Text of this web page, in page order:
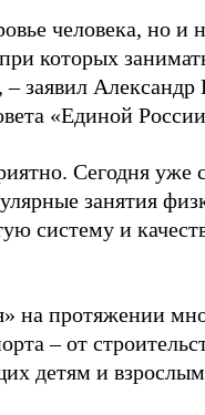
человека, но и
которых
заявил Александр
«Единой
Сегодня уже
занятия
систему и
на протяжении
– от
детям и взрослым